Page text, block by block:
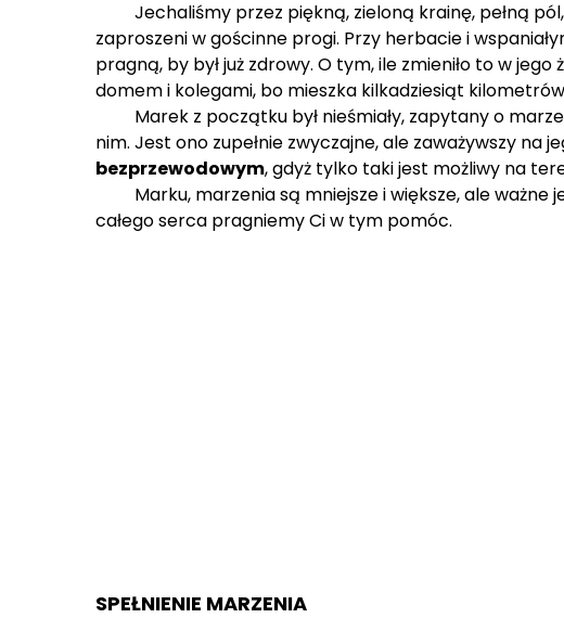
Jechaliśmy przez piękną, zieloną krainę, pełną
zaproszeni w gościnne progi. Przy herbacie i
pragną, by był już zdrowy. O tym, ile zmieniło to w
domem i kolegami, bo mieszka kilkadziesiąt
Marek z początku był nieśmiały, zapytany o
nim. Jest ono zupełnie zwyczajne, ale zaważywszy
bezprzewodowym, gdyż tylko taki jest możliwy na
Marku, marzenia są mniejsze i większe, ale ważne
całego serca pragniemy Ci w tym pomóc.
SPEŁNIENIE MARZENIA